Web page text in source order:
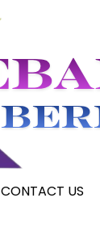
CONTACT US